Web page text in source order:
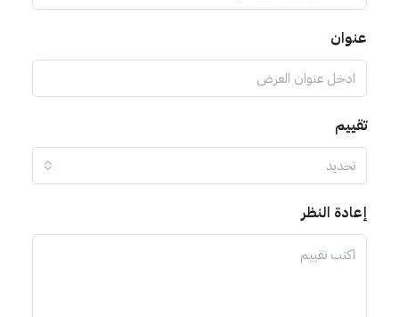
عنوان
تقييم
تحديد
إعادة النظر